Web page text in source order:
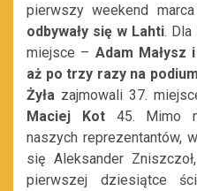
pierwszy weekend marca
odbywały się w Lahti.
miejsce – Adam Małysz
aż po trzy razy na podium
Żyła zajmowali 37.
Maciej Kot45. Mimo
naszych reprezentantów,
się Aleksander
pierwszej dziesiątce